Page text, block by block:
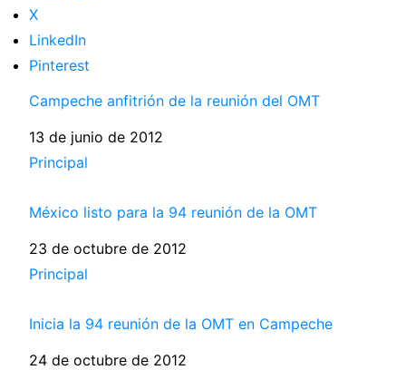
X
LinkedIn
Pinterest
Campeche anfitrión de la reunión del OMT
Fecha
13 de junio de 2012
Respecto a
Principal
México listo para la 94 reunión de la OMT
Fecha
23 de octubre de 2012
Respecto a
Principal
Inicia la 94 reunión de la OMT en Campeche
Fecha
24 de octubre de 2012